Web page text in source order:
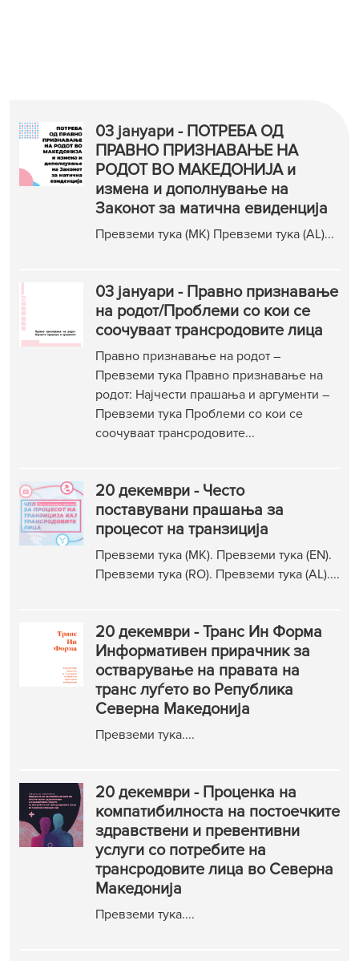
03 јануари - ПОТРЕБА ОД
ПРАВНО ПРИЗНАВАЊЕ НА
РОДОТ ВО МАКЕДОНИЈА и
измена и дополнување на
Законот за матична евиденција
Превземи тука (МК) Превземи тука (АL)...
03 јануари - Правно признавање
на родот/Проблеми со кои се
соочуваат трансродовите лица
Правно признавање на родот –
Превземи тука Правно признавање на
родот: Најчести прашања и аргументи –
Превземи тука Проблеми со кои се
соочуваат трансродовите...
20 декември - Често
поставувани прашања за
процесот на транзиција
Превземи тука (МК). Превземи тука (EN).
Превземи тука (RO). Превземи тука (AL)....
20 декември - Транс Ин Форма
Информативен прирачник за
остварување на правата на
транс луѓето во Република
Северна Македонија
Превземи тука....
20 декември - Проценка на
компатибилноста на постоечките
здравствени и превентивни
услуги со потребите на
трансродовите лица во Северна
Македонијa
Превземи тука....